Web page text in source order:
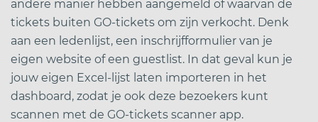
andere manier hebben aangemeld of waarvan de
tickets buiten GO-tickets om zijn verkocht. Denk
aan een ledenlijst, een inschrijfformulier van je
eigen website of een guestlist. In dat geval kun je
jouw eigen Excel-lijst laten importeren in het
dashboard, zodat je ook deze bezoekers kunt
scannen met de GO-tickets scanner app.